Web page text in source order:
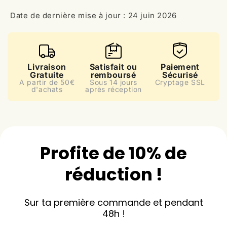
Date de dernière mise à jour : 24 juin 2026
Livraison
Gratuite
A partir de 50€
d'achats
Satisfait ou
remboursé
Sous 14 jours
après réception
Paiement
Sécurisé
Cryptage SSL
Profite de 10% de
réduction !
Sur ta première commande et pendant
48h !